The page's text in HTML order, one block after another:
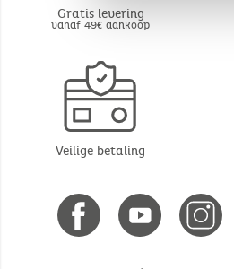
Gratis levering
vanaf 49€ aankoop
Veilige betaling